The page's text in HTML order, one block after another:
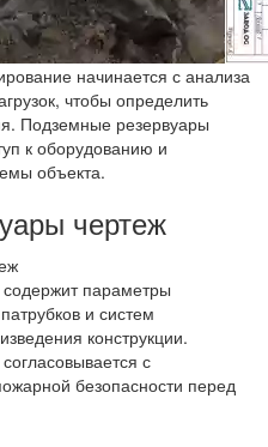
начинается с анализа
чтобы определить
Подземные резервуары
к оборудованию и
объекта.
чертеж
параметры
и систем
конструкции.
с
безопасности перед